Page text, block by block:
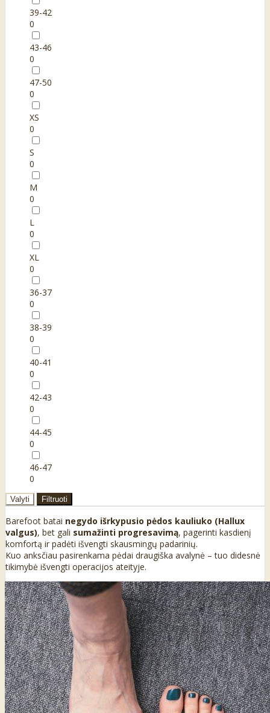
39-42
0
43-46
0
47-50
0
XS
0
S
0
M
0
L
0
XL
0
36-37
0
38-39
0
40-41
0
42-43
0
44-45
0
46-47
0
Valyti Filtruoti
Barefoot batai negydo išrkypusio pėdos kauliuko (Hallux
valgus), bet gali sumažinti progresavimą, pagerinti kasdienį
komfortą ir padėti išvengti skausmingų padarinių.
Kuo anksčiau pasirenkama pėdai draugiška avalynė – tuo didesnė
tikimybė išvengti operacijos ateityje.